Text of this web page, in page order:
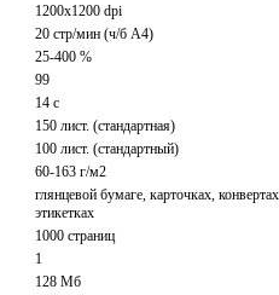
1200x1200 dpi
20 стр/мин (ч/б А4)
25-400 %
99
14 с
150 лист. (стандартная)
100 лист. (стандартный)
60-163 г/м2
глянцевой бумаге, карточках,
этикетках
1000 страниц
1
128 Мб